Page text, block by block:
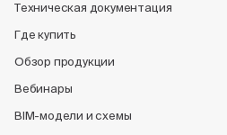
Техническая документация
Где купить
Обзор продукции
Вебинары
BIM-модели и схемы